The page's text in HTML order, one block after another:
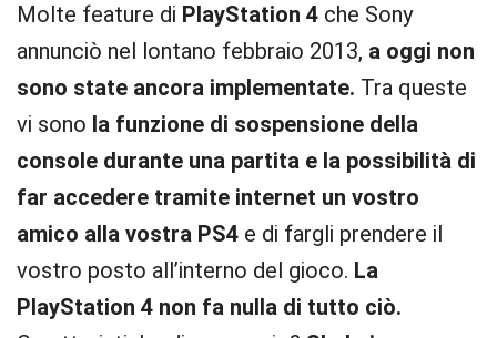
Molte feature di PlayStation 4 che Sony
annunciò nel lontano febbraio 2013, a oggi non
sono state ancora implementate. Tra queste
vi sono la funzione di sospensione della
console durante una partita e la possibilità di
far accedere tramite internet un vostro
amico alla vostra PS4 e di fargli prendere il
vostro posto all’interno del gioco. La
PlayStation 4 non fa nulla di tutto ciò.